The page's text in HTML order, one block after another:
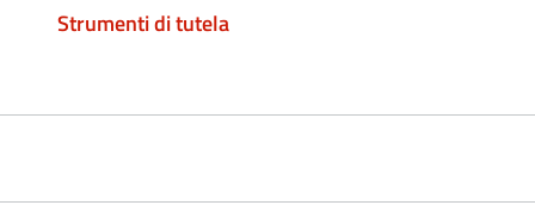
Strumenti di tutela